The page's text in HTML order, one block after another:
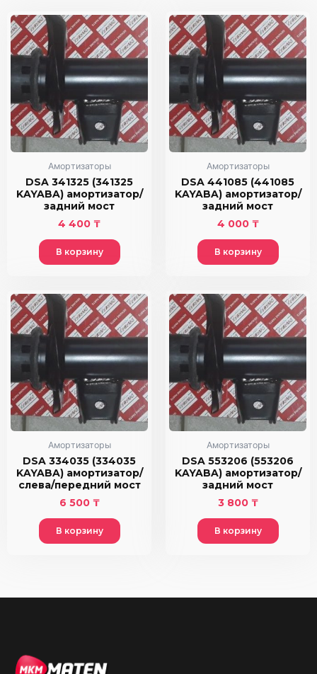
мост
Амортизаторы
DSA 341325 (341325
KAYABA) амортизатор/
задний мост
4 400 ₸
В корзину
Амортизаторы
DSA 441085 (441085
KAYABA) амортизатор/
задний мост
4 000 ₸
В корзину
Амортизаторы
DSA 334035 (334035
KAYABA) амортизатор/
слева/передний мост
6 500 ₸
В корзину
Амортизаторы
DSA 553206 (553206
KAYABA) амортизатор/
задний мост
3 800 ₸
В корзину